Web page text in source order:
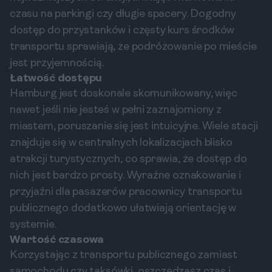
czasu na parkingi czy długie spacery. Dogodny
dostęp do przystanków i częsty kurs środków
transportu sprawiają, że podróżowanie po mieście
jest przyjemnością.
Łatwość dostępu
Hamburg jest doskonale skomunikowany, więc
nawet jeśli nie jesteś w pełni zaznajomiony z
miastem, poruszanie się jest intuicyjne. Wiele stacji
znajduje się w centralnych lokalizacjach blisko
atrakcji turystycznych, co sprawia, że dostęp do
nich jest bardzo prosty. Wyraźne oznakowanie i
przyjaźni dla pasażerów pracownicy transportu
publicznego dodatkowo ułatwiają orientację w
systemie.
Wartość czasowa
Korzystając z transportu publicznego zamiast